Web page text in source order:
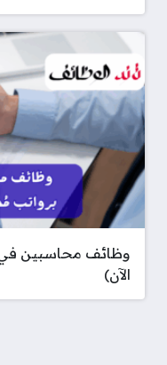
وظائف محاسبين في
الآن)